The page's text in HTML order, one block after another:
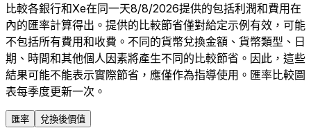
比較各銀行和Xe在同一天8/8/2026提供的包括利潤和費用在
內的匯率計算得出。提供的比較節省僅對給定示例有效，可能
不包括所有費用和收費。不同的貨幣兌換金額、貨幣類型、日
期、時間和其他個人因素將產生不同的比較節省。因此，這些
結果可能不能表示實際節省，應僅作為指導使用。匯率比較圖
表每季度更新一次。
匯率 兌換後價值